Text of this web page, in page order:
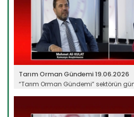
Tarım Orman Gündemi 19.06.2026
“Tarım Orman Gündemi” sektörün
Devamını Oku ->